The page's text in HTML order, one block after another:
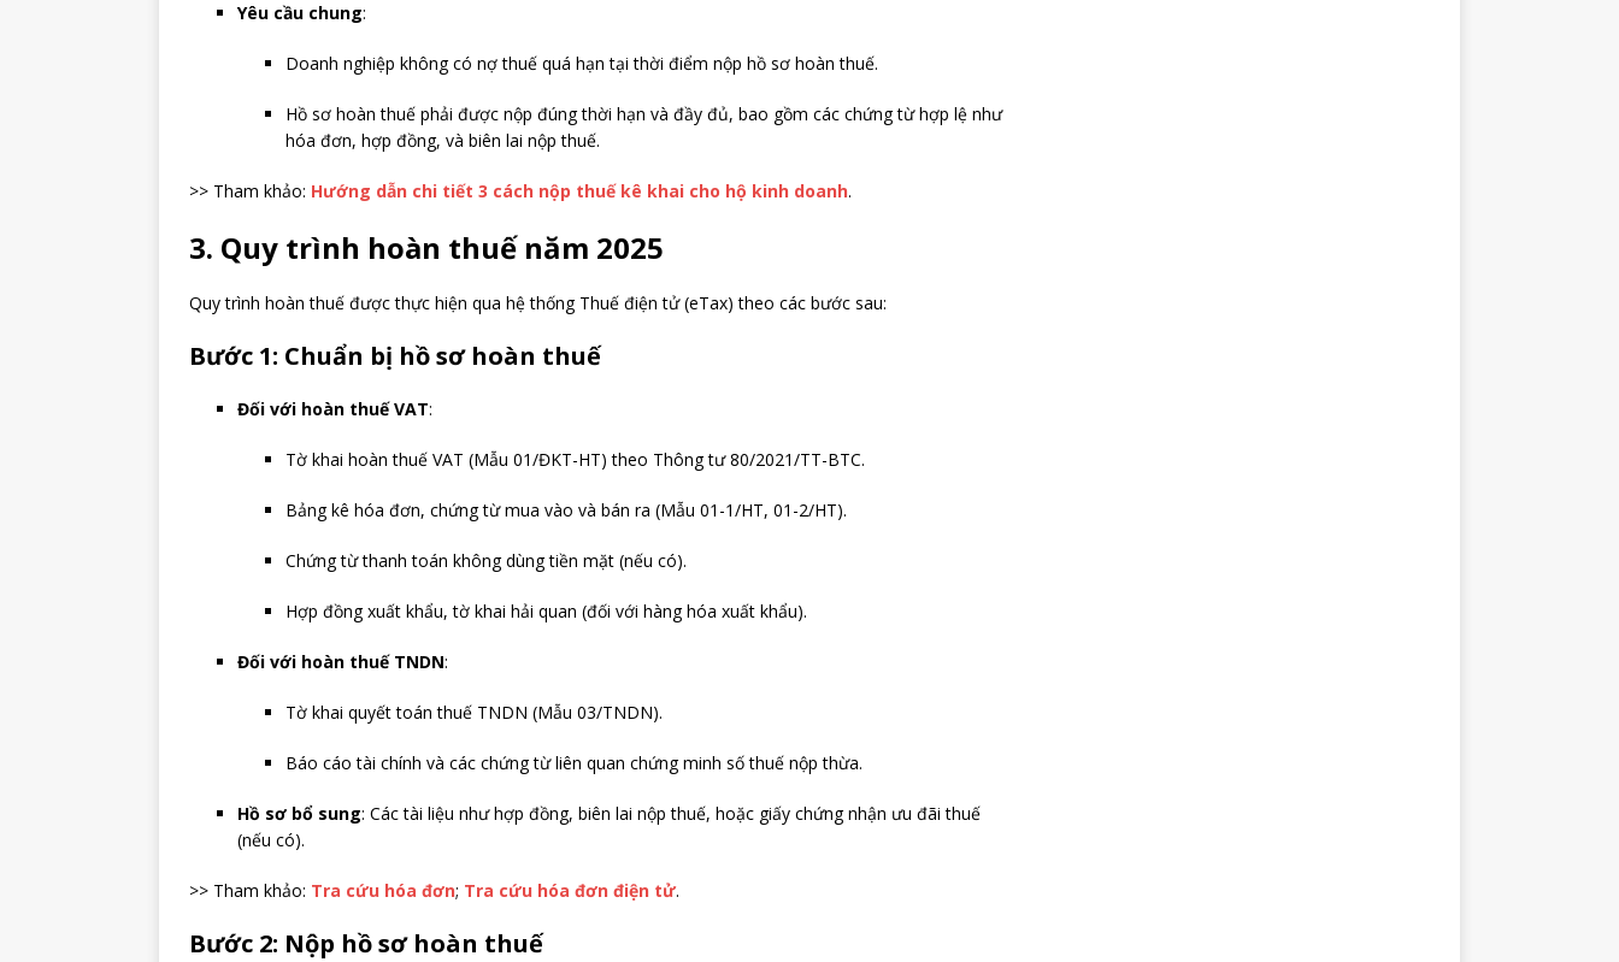
Yêu cầu chung:
Doanh nghiệp không có nợ thuế quá hạn tại thời điểm nộp hồ sơ hoàn thuế.
Hồ sơ hoàn thuế phải được nộp đúng thời hạn và đầy đủ, bao gồm các chứng từ hợp lệ như
hóa đơn, hợp đồng, và biên lai nộp thuế.
>> Tham khảo: Hướng dẫn chi tiết 3 cách nộp thuế kê khai cho hộ kinh doanh.
3. Quy trình hoàn thuế năm 2025
Quy trình hoàn thuế được thực hiện qua hệ thống Thuế điện tử (eTax) theo các bước sau:
Bước 1: Chuẩn bị hồ sơ hoàn thuế
Đối với hoàn thuế VAT:
Tờ khai hoàn thuế VAT (Mẫu 01/ĐKT-HT) theo Thông tư 80/2021/TT-BTC.
Bảng kê hóa đơn, chứng từ mua vào và bán ra (Mẫu 01-1/HT, 01-2/HT).
Chứng từ thanh toán không dùng tiền mặt (nếu có).
Hợp đồng xuất khẩu, tờ khai hải quan (đối với hàng hóa xuất khẩu).
Đối với hoàn thuế TNDN:
Tờ khai quyết toán thuế TNDN (Mẫu 03/TNDN).
Báo cáo tài chính và các chứng từ liên quan chứng minh số thuế nộp thừa.
Hồ sơ bổ sung: Các tài liệu như hợp đồng, biên lai nộp thuế, hoặc giấy chứng nhận ưu đãi thuế
(nếu có).
>> Tham khảo: Tra cứu hóa đơn; Tra cứu hóa đơn điện tử.
Bước 2: Nộp hồ sơ hoàn thuế